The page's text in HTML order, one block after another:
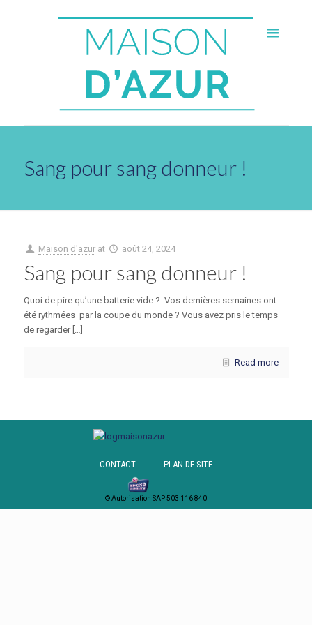
Sang pour sang donneur !
Maison d'azur at août 24, 2024
Sang pour sang donneur !
Quoi de pire qu’une batterie vide ? Vos dernières semaines ont
été rythmées par la coupe du monde ? Vous avez pris le temps
de regarder […]
Read more
CONTACT PLAN DE SITE
© Autorisation SAP 503 116 840